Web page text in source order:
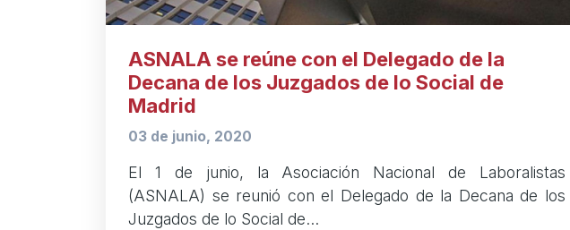
ASNALA se reúne con el Delegado de la
Decana de los Juzgados de lo Social de
Madrid
03 de junio, 2020
El 1 de junio, la Asociación Nacional de Laboralistas
(ASNALA) se reunió con el Delegado de la Decana de los
Juzgados de lo Social de…